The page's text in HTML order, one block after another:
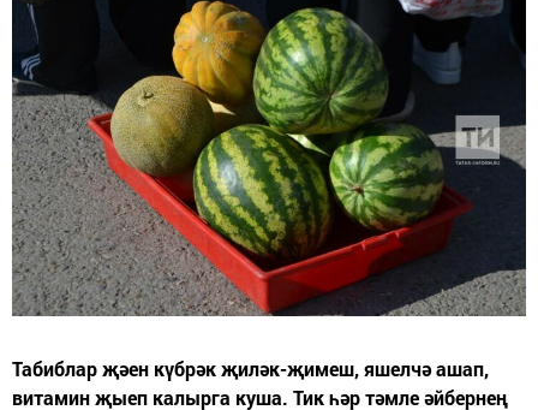
Табиблар җәен күбрәк җиләк-җимеш, яшелчә ашап,
витамин җыеп калырга куша. Тик һәр тәмле әйбернең